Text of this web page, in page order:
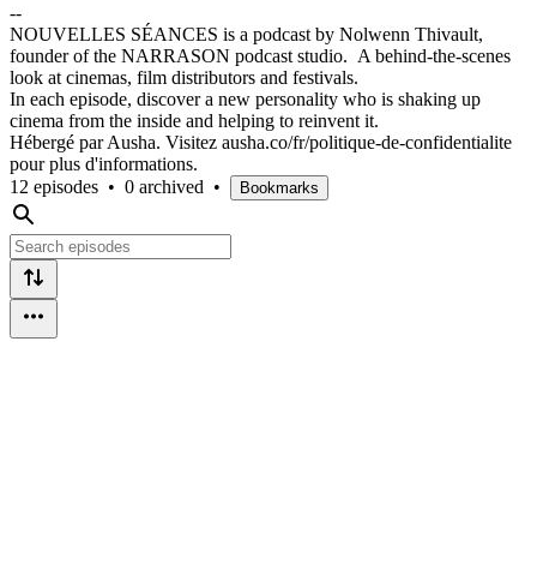
--
NOUVELLES SÉANCES is a podcast by Nolwenn Thivault,
founder of the NARRASON podcast studio. A behind-the-scenes
look at cinemas, film distributors and festivals.
In each episode, discover a new personality who is shaking up
cinema from the inside and helping to reinvent it.
Hébergé par Ausha. Visitez ausha.co/fr/politique-de-confidentialite
pour plus d'informations.
12 episodes • 0 archived • Bookmarks